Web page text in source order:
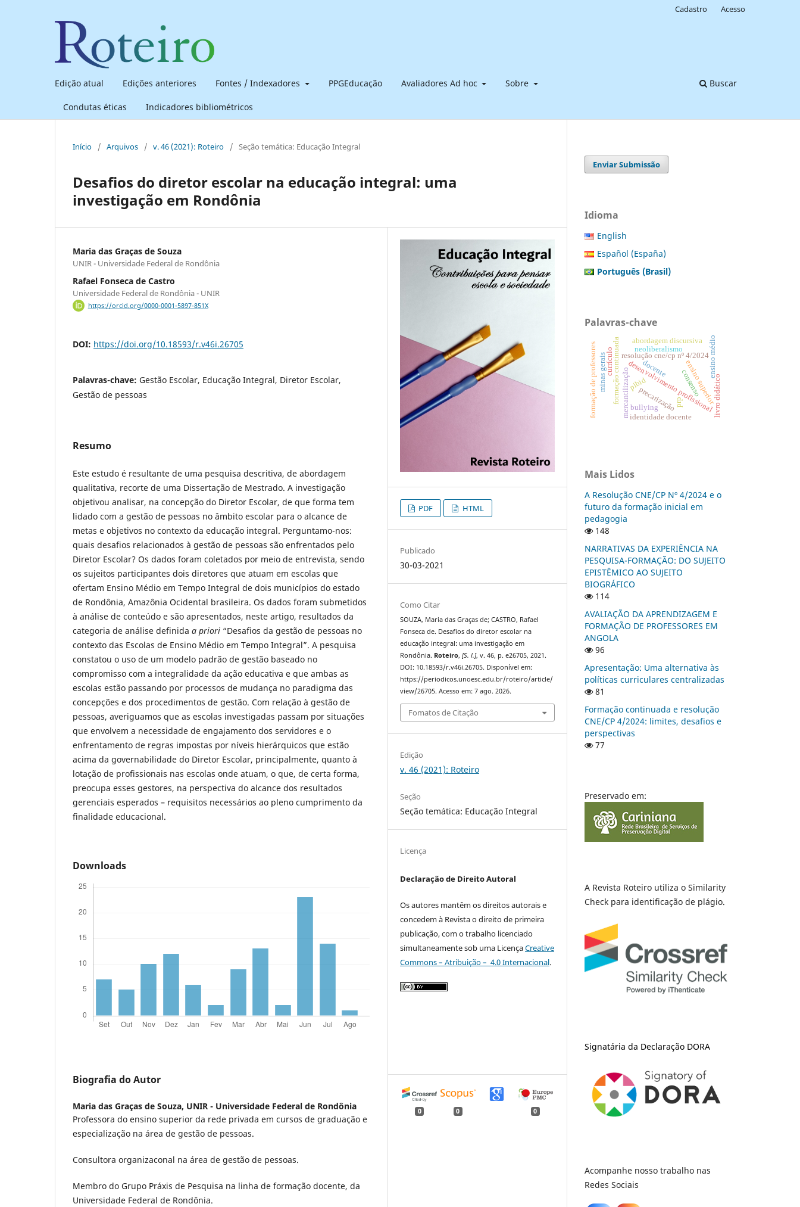
Edição atual Edições anteriores Fontes / Indexadores PPGEducação Avaliadores Ad hoc Sobre
Condutas éticas Indicadores bibliométricos
Buscar
Cadastro Acesso
Início / Arquivos / v. 46 (2021): Roteiro / Seção temática: Educação Integral
Desafios do diretor escolar na educação integral: uma
investigação em Rondônia
Maria das Graças de Souza
UNIR - Universidade Federal de Rondônia
Rafael Fonseca de Castro
Universidade Federal de Rondônia - UNIR
https://orcid.org/0000-0001-5897-851X
DOI: https://doi.org/10.18593/r.v46i.26705
Palavras-chave: Gestão Escolar, Educação Integral, Diretor Escolar,
Gestão de pessoas
Resumo
Este estudo é resultante de uma pesquisa descritiva, de abordagem
qualitativa, recorte de uma Dissertação de Mestrado. A investigação
objetivou analisar, na concepção do Diretor Escolar, de que forma tem
lidado com a gestão de pessoas no âmbito escolar para o alcance de
metas e objetivos no contexto da educação integral. Perguntamo-nos:
quais desafios relacionados à gestão de pessoas são enfrentados pelo
Diretor Escolar? Os dados foram coletados por meio de entrevista, sendo
os sujeitos participantes dois diretores que atuam em escolas que
ofertam Ensino Médio em Tempo Integral de dois municípios do estado
de Rondônia, Amazônia Ocidental brasileira. Os dados foram submetidos
à análise de conteúdo e são apresentados, neste artigo, resultados da
categoria de análise definida a priori “Desafios da gestão de pessoas no
contexto das Escolas de Ensino Médio em Tempo Integral”. A pesquisa
constatou o uso de um modelo padrão de gestão baseado no
compromisso com a integralidade da ação educativa e que ambas as
escolas estão passando por processos de mudança no paradigma das
concepções e dos procedimentos de gestão. Com relação à gestão de
pessoas, averiguamos que as escolas investigadas passam por situações
que envolvem a necessidade de engajamento dos servidores e o
enfrentamento de regras impostas por níveis hierárquicos que estão
acima da governabilidade do Diretor Escolar, principalmente, quanto à
lotação de profissionais nas escolas onde atuam, o que, de certa forma,
preocupa esses gestores, na perspectiva do alcance dos resultados
gerenciais esperados – requisitos necessários ao pleno cumprimento da
finalidade educacional.
Downloads
Biografia do Autor
Maria das Graças de Souza, UNIR - Universidade Federal de Rondônia
Professora do ensino superior da rede privada em cursos de graduação e
especialização na área de gestão de pessoas.
Consultora organizaconal na área de gestão de pessoas.
Membro do Grupo Práxis de Pesquisa na linha de formação docente, da
Universidade Federal de Rondônia.
PDF HTML
Publicado
30-03-2021
Como Citar
SOUZA, Maria das Graças de; CASTRO, Rafael
Fonseca de. Desafios do diretor escolar na
educação integral: uma investigação em
Rondônia. Roteiro,[S. l.], v. 46, p. e26705, 2021.
DOI: 10.18593/r.v46i.26705. Disponível em:
https://periodicos.unoesc.edu.br/roteiro/article/
view/26705. Acesso em: 7 ago. 2026.
Fomatos de Citação
Edição
v. 46 (2021): Roteiro
Seção
Seção temática: Educação Integral
Licença
Declaração de Direito Autoral
Os autores mantêm os direitos autorais e
concedem à Revista o direito de primeira
publicação, com o trabalho licenciado
simultaneamente sob uma LicençaCreative
Commons – Atribuição – 4.0 Internacional.
0 0 0
Enviar Submissão
Idioma
English
Español (España)
Português (Brasil)
Palavras-chave
formação continuadaresolução cne/cp nº 4/2024
desenvolvimento profissional
docente
currículo ensino superior
mercantilização
neoliberalismo
precarização livro didático
bullying
ensino médio
minas gerais
formação de professores prp
abordagem discursiva
identidade docente
pibid consenso
Mais Lidos
A Resolução CNE/CP Nº 4/2024 e o
futuro da formação inicial em
pedagogia
148
NARRATIVAS DA EXPERIÊNCIA NA
PESQUISA-FORMAÇÃO: DO SUJEITO
EPISTÊMICO AO SUJEITO
BIOGRÁFICO
114
AVALIAÇÃO DA APRENDIZAGEM E
FORMAÇÃO DE PROFESSORES EM
ANGOLA
96
Apresentação: Uma alternativa às
políticas curriculares centralizadas
81
Formação continuada e resolução
CNE/CP 4/2024: limites, desafios e
perspectivas
77
Preservado em:
A Revista Roteiro utiliza o Similarity
Check para identificação de plágio.
Signatária da Declaração DORA
Acompanhe nosso trabalho nas
Redes Sociais